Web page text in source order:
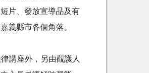
片、發放宣導品及有
義縣市各個角落。
講座外，另由觀護人